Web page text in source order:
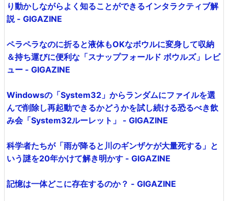
り動かしながらよく知ることができるインタラクティブ解
説 - GIGAZINE
ペラペラなのに折ると液体もOKなボウルに変身して収納
＆持ち運びに便利な「スナップフォールド ボウルズ」レビ
ュー - GIGAZINE
Windowsの「System32」からランダムにファイルを選
んで削除し再起動できるかどうかを試し続ける恐るべき飲
み会「System32ルーレット」 - GIGAZINE
科学者たちが「雨が降ると川のギンザケが大量死する」と
いう謎を20年かけて解き明かす - GIGAZINE
記憶は一体どこに存在するのか？ - GIGAZINE